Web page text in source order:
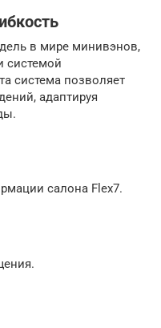
в мире минивэнов,
системой
система позволяет
адаптируя
салона Flex7.